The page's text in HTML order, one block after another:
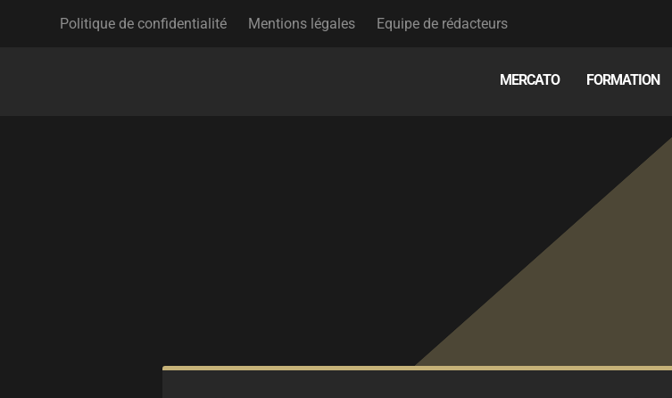
Politique de confidentialité Mentions légales Equipe de rédacteurs
MERCATO FORMATION